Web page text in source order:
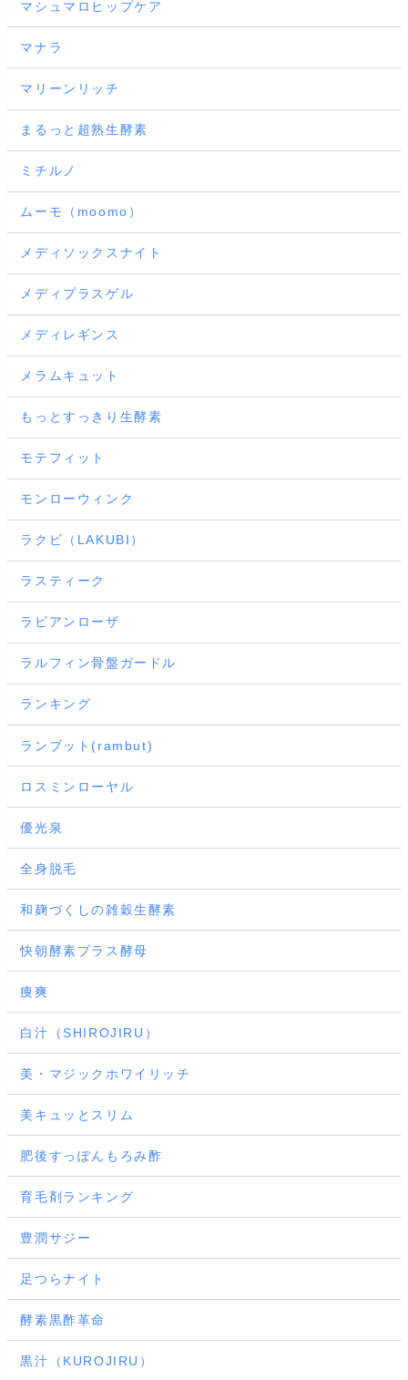
マシュマロヒップケア
マナラ
マリーンリッチ
まるっと超熟生酵素
ミチルノ
ムーモ（moomo）
メディソックスナイト
メディプラスゲル
メディレギンス
メラムキュット
もっとすっきり生酵素
モテフィット
モンローウィンク
ラクビ（LAKUBI）
ラスティーク
ラビアンローザ
ラルフィン骨盤ガードル
ランキング
ランブット(rambut)
ロスミンローヤル
優光泉
全身脱毛
和麹づくしの雑穀生酵素
快朝酵素プラス酵母
痩爽
白汁（SHIROJIRU）
美・マジックホワイリッチ
美キュッとスリム
肥後すっぽんもろみ酢
育毛剤ランキング
豊潤サジー
足つらナイト
酵素黒酢革命
黒汁（KUROJIRU）